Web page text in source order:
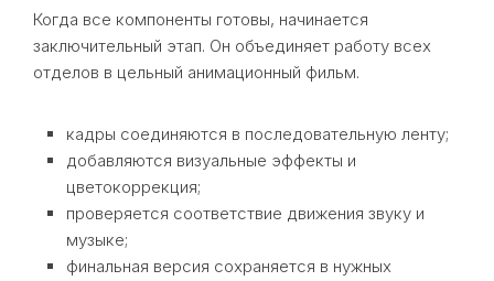
Когда все компоненты готовы, начинается
заключительный этап. Он объединяет работу всех
отделов в цельный анимационный фильм.
кадры соединяются в последовательную ленту;
добавляются визуальные эффекты и
цветокоррекция;
проверяется соответствие движения звуку и
музыке;
финальная версия сохраняется в нужных